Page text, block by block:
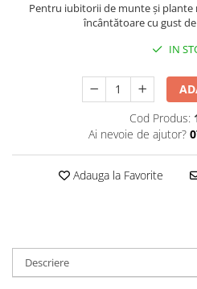
Pentru iubitorii de munte și plante
încântătoare cu gust
IN
Cod Produs:
Ai nevoie de ajutor?
Adauga la Favorite
Descriere